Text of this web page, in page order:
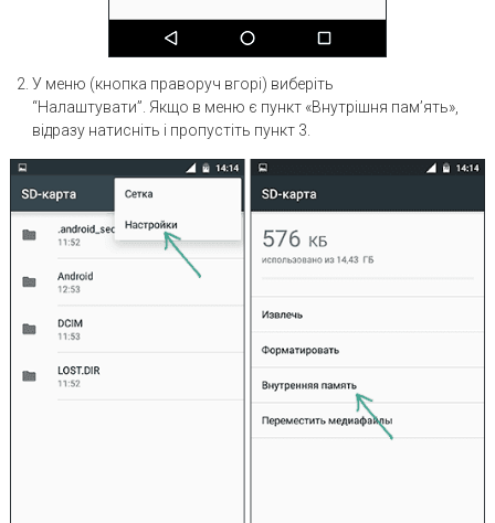
У меню (кнопка праворуч вгорі) виберіть
“Налаштувати”. Якщо в меню є пункт «Внутрішня пам’ять»,
відразу натисніть і пропустіть пункт 3.